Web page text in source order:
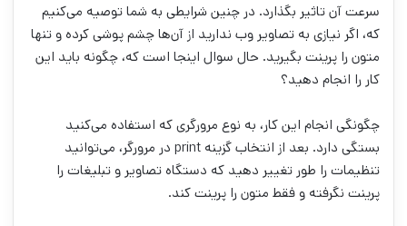
سرعت آن تاثیر بگذارد. در چنین شرایطی به شما توصیه می‌کنیم
که، اگر نیازی به تصاویر وب ندارید از آن‌ها چشم پوشی کرده و تنها
متون را پرینت بگیرید. حال سوال اینجا است که، چگونه باید این
کار را انجام دهید؟
چگونگی انجام این کار، به نوع مرورگری که استفاده می‌کنید
بستگی دارد. بعد از انتخاب گزینه print در مرورگر، می‌توانید
تنظیمات را طور تغییر دهید که دستگاه تصاویر و تبلیغات را
پرینت نگرفته و فقط متون را پرینت کند.